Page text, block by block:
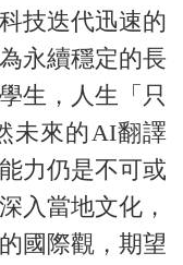
技迭代迅速的
永續穩定的長
生，人生「只
未來的AI翻譯
力仍是不可或
入當地文化，
國際觀，期望